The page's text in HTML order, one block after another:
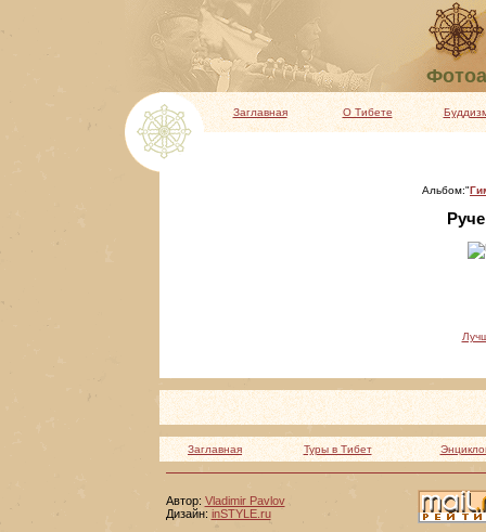
Заглавная О Тибете
Альбом:"
Заглавная Туры в Тибет
Автор: Vladimir Pavlov
Дизайн: inSTYLE.ru